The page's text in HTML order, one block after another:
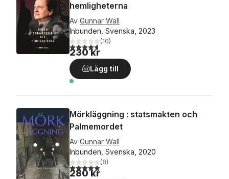
hemligheterna
Av Gunnar Wall
Inbunden, Svenska, 2023
4,7utav 5 stjärnor. Totalt antal röster:
(10)
230 kr
Lägg till
Mörkläggning : statsmakten och
Palmemordet
Av Gunnar Wall
Inbunden, Svenska, 2020
4,9utav 5 stjärnor. Totalt antal röster:
(8)
280 kr